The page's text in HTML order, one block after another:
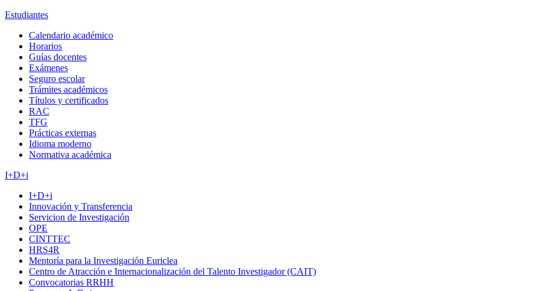
Estudiantes
Calendario académico
Horarios
Guías docentes
Exámenes
Seguro escolar
Trámites académicos
Títulos y certificados
RAC
TFG
Prácticas externas
Idioma moderno
Normativa académica
I+D+i
I+D+i
Innovación y Transferencia
Servicion de Investigación
OPE
CINTTEC
HRS4R
Mentoría para la Investigación Euriclea
Centro de Atracción e Internacionalización del Talento Investigador (CAIT)
Convocatorias RRHH